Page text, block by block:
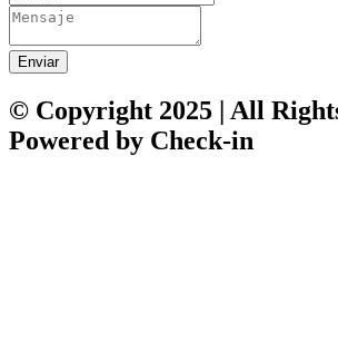
Enviar
© Copyright 2025 | All
Powered by Check-in